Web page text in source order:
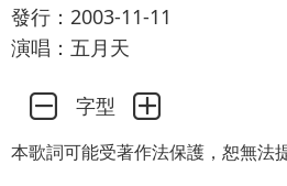
發行：2003-11-11
演唱：五月天
字型
本歌詞可能受著作法保護，恕無法提